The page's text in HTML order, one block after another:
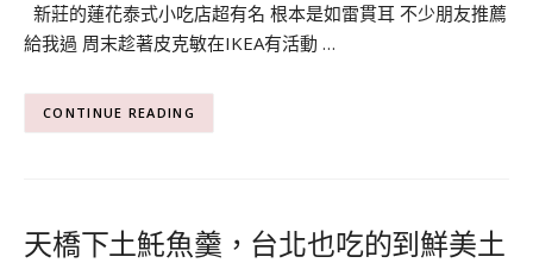
新莊的蓮花泰式小吃店超有名 根本是如雷貫耳 不少朋友推薦
給我過 周末趁著皮克敏在IKEA有活動 …
CONTINUE READING
天橋下土魠魚羹，台北也吃的到鮮美土